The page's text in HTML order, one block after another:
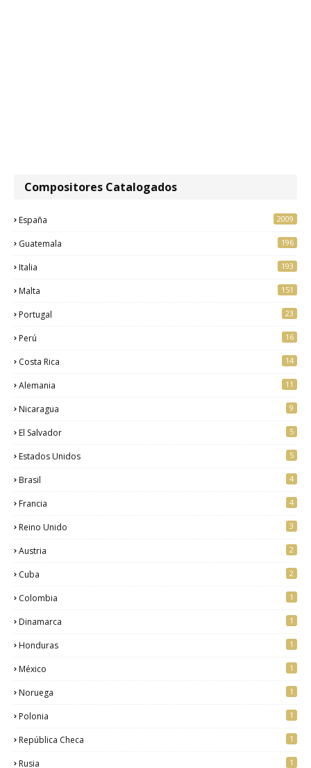
Compositores Catalogados
España 2009
Guatemala 196
Italia 193
Malta 151
Portugal 23
Perú 16
Costa Rica 14
Alemania 11
Nicaragua 9
El Salvador 5
Estados Unidos 5
Brasil 4
Francia 4
Reino Unido 3
Austria 2
Cuba 2
Colombia 1
Dinamarca 1
Honduras 1
México 1
Noruega 1
Polonia 1
República Checa 1
Rusia 1